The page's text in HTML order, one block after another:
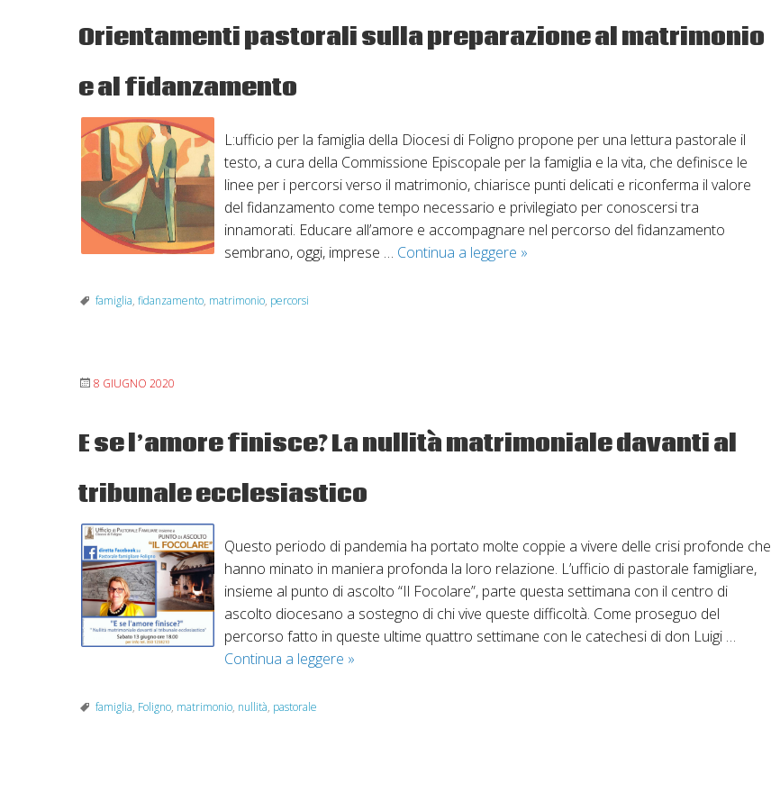
Orientamenti pastorali sulla preparazione al matrimonio
e al fidanzamento
L:ufficio per la famiglia della Diocesi di Foligno propone per una lettura pastorale il
testo, a cura della Commissione Episcopale per la famiglia e la vita, che definisce le
linee per i percorsi verso il matrimonio, chiarisce punti delicati e riconferma il valore
del fidanzamento come tempo necessario e privilegiato per conoscersi tra
innamorati. Educare all’amore e accompagnare nel percorso del fidanzamento
sembrano, oggi, imprese … Continua a leggere Orientamenti
fidanzamento
»
famiglia, fidanzamento, matrimonio, percorsi
8 GIUGNO 2020
E se l’amore finisce? La nullità matrimoniale davanti al
tribunale ecclesiastico
Questo periodo di pandemia ha portato molte coppie a vivere delle crisi profonde che
hanno minato in maniera profonda la loro relazione. L’ufficio di pastorale famigliare,
insieme al punto di ascolto “Il Focolare”, parte questa settimana con il centro di
ascolto diocesano a sostegno di chi vive queste difficoltà. Come proseguo del
percorso fatto in queste ultime quattro settimane con le catechesi di don Luigi …
Continua a leggere E
»
famiglia, Foligno, matrimonio, nullità, pastorale